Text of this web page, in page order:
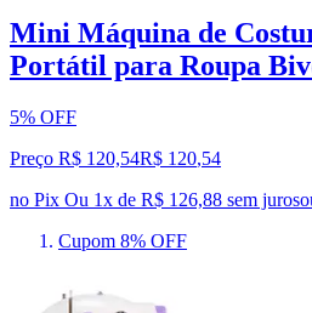
Mini Máquina de
Portátil para Roupa
5% OFF
Preço R$ 120,54R$ 120,54
no Pix Ou 1x de R$ 126,88 sem juros
Cupom 8% OFF